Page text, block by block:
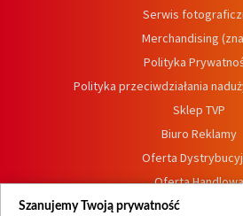
Serwis
Merchandising
Polityka
Polityka przeciwdziałania
Sklep TVP
Biuro Reklamy
Oferta
Oferta Handlowa
Dostępność
Szanujemy Twoją prywatność